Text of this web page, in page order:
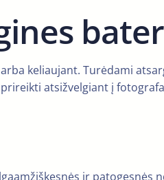
keliaujant. Turėdami
atsižvelgiant į
ir